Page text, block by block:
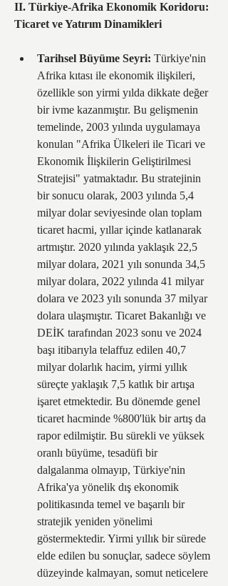
II. Türkiye-Afrika Ekonomik Koridoru:
Ticaret ve Yatırım Dinamikleri
Tarihsel Büyüme Seyri: Türkiye'nin
Afrika kıtası ile ekonomik ilişkileri,
özellikle son yirmi yılda dikkate değer
bir ivme kazanmıştır. Bu gelişmenin
temelinde, 2003 yılında uygulamaya
konulan "Afrika Ülkeleri ile Ticari ve
Ekonomik İlişkilerin Geliştirilmesi
Stratejisi" yatmaktadır. Bu stratejinin
bir sonucu olarak, 2003 yılında 5,4
milyar dolar seviyesinde olan toplam
ticaret hacmi, yıllar içinde katlanarak
artmıştır. 2020 yılında yaklaşık 22,5
milyar dolara, 2021 yılı sonunda 34,5
milyar dolara, 2022 yılında 41 milyar
dolara ve 2023 yılı sonunda 37 milyar
dolara ulaşmıştır. Ticaret Bakanlığı ve
DEİK tarafından 2023 sonu ve 2024
başı itibarıyla telaffuz edilen 40,7
milyar dolarlık hacim, yirmi yıllık
süreçte yaklaşık 7,5 katlık bir artışa
işaret etmektedir. Bu dönemde genel
ticaret hacminde %800'lük bir artış da
rapor edilmiştir. Bu sürekli ve yüksek
oranlı büyüme, tesadüfi bir
dalgalanma olmayıp, Türkiye'nin
Afrika'ya yönelik dış ekonomik
politikasında temel ve başarılı bir
stratejik yeniden yönelimi
göstermektedir. Yirmi yıllık bir sürede
elde edilen bu sonuçlar, sadece söylem
düzeyinde kalmayan, somut neticelere